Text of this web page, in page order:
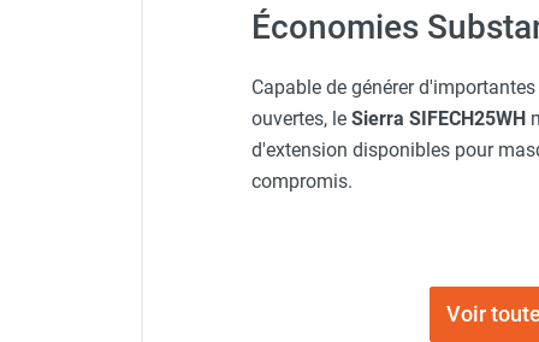
cheminée et réservoir intégré
Chauffage fioul soufflant avec
Chauffage fioul soufflant sans
cheminée à combustion directe
Chauffage fioul
infrarouge/rayonnant
Économies
Capable de générer
ouvertes, le Sierra SIFECH25WH
d'extension disponibles pour
compromis.
Voir